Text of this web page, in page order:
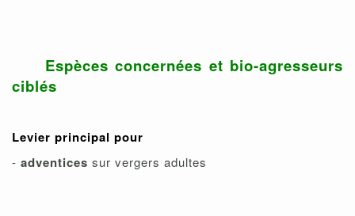
Espèces concernées et bio-agresseurs
ciblés
Levier principal pour
- adventices sur vergers adultes